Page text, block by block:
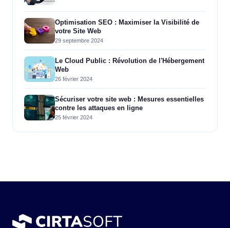
Optimisation SEO : Maximiser la Visibilité de
votre Site Web
29 septembre 2024
Le Cloud Public : Révolution de l'Hébergement
Web
26 février 2024
Sécuriser votre site web : Mesures essentielles
contre les attaques en ligne
25 février 2024